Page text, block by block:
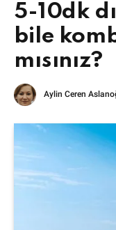
5-10dk
bile
mısınız?
Aylin Ceren